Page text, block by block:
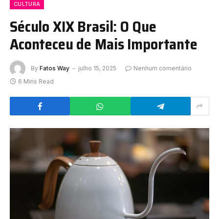
CULTURA
Século XIX Brasil: O Que
Aconteceu de Mais Importante
By Fatos Way julho 15, 2025
Nenhum comentário
6 Mins Read